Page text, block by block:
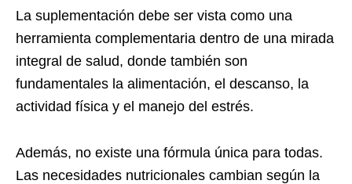
La suplementación debe ser vista como una
herramienta complementaria dentro de una mirada
integral de salud, donde también son
fundamentales la alimentación, el descanso, la
actividad física y el manejo del estrés.
Además, no existe una fórmula única para todas.
Las necesidades nutricionales cambian según la